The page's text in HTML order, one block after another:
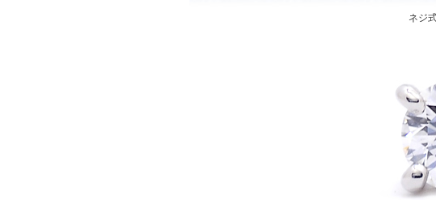
ネジ